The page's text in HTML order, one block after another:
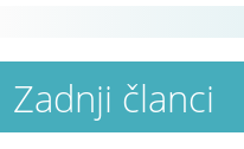
Zadnji članci